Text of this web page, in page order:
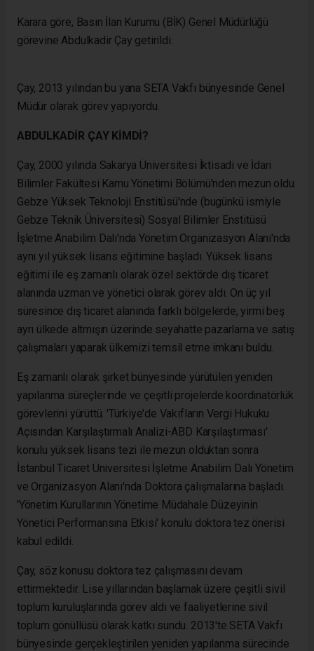
Karara göre, Basın İlan Kurumu (BİK) Genel Müdürlüğü
görevine Abdulkadir Çay getirildi.
Çay, 2013 yılından bu yana SETA Vakfı bünyesinde Genel
Müdür olarak görev yapıyordu.
ABDULKADİR ÇAY KİMDİ?
Çay, 2000 yılında Sakarya Üniversitesi İktisadi ve İdari
Bilimler Fakültesi Kamu Yönetimi Bölümü'nden mezun oldu.
Gebze Yüksek Teknoloji Enstitüsü'nde (bugünkü ismiyle
Gebze Teknik Üniversitesi) Sosyal Bilimler Enstitüsü
İşletme Anabilim Dalı'nda Yönetim Organizasyon Alanı'nda
aynı yıl yüksek lisans eğitimine başladı. Yüksek lisans
eğitimi ile eş zamanlı olarak özel sektörde dış ticaret
alanında uzman ve yönetici olarak görev aldı. On üç yıl
süresince dış ticaret alanında farklı bölgelerde, yirmi beş
ayrı ülkede altmışın üzerinde seyahatte pazarlama ve satış
çalışmaları yaparak ülkemizi temsil etme imkanı buldu.
Eş zamanlı olarak şirket bünyesinde yürütülen yeniden
yapılanma süreçlerinde ve çeşitli projelerde koordinatörlük
görevlerini yürüttü. 'Türkiye'de Vakıfların Vergi Hukuku
Açısından Karşılaştırmalı Analizi-ABD Karşılaştırması'
konulu yüksek lisans tezi ile mezun olduktan sonra
İstanbul Ticaret Üniversitesi İşletme Anabilim Dalı Yönetim
ve Organizasyon Alanı'nda Doktora çalışmalarına başladı.
'Yönetim Kurullarının Yönetime Müdahale Düzeyinin
Yönetici Performansına Etkisi' konulu doktora tez önerisi
kabul edildi.
Çay, söz konusu doktora tez çalışmasını devam
ettirmektedir. Lise yıllarından başlamak üzere çeşitli sivil
toplum kuruluşlarında görev aldı ve faaliyetlerine sivil
toplum gönüllüsü olarak katkı sundu. 2013'te SETA Vakfı
bünyesinde gerçekleştirilen yeniden yapılanma sürecinde